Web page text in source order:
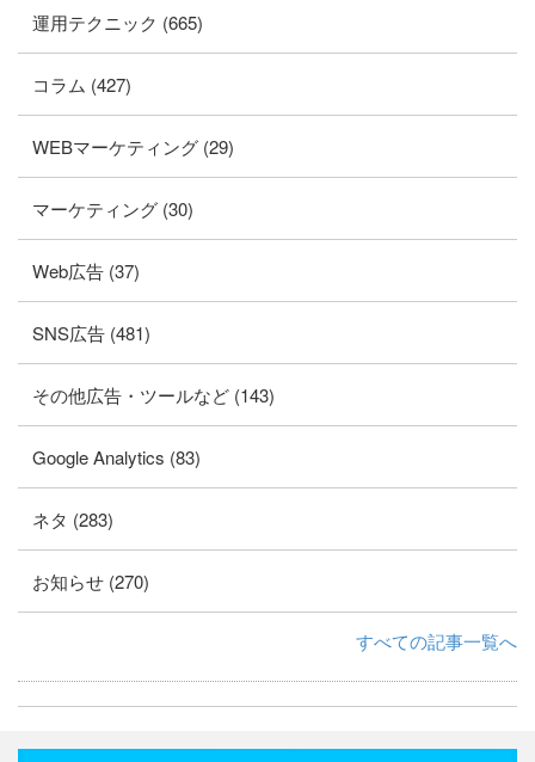
運用テクニック (665)
コラム (427)
WEBマーケティング (29)
マーケティング (30)
Web広告 (37)
SNS広告 (481)
その他広告・ツールなど (143)
Google Analytics (83)
ネタ (283)
お知らせ (270)
すべての記事一覧へ